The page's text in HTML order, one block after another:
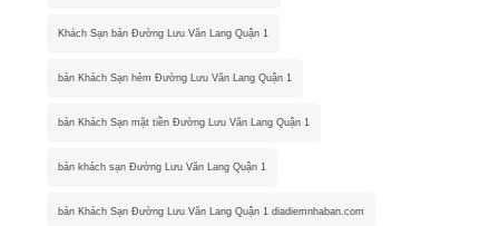
Khách Sạn bán Đường Lưu Văn Lang Quận 1
bán Khách Sạn hẻm Đường Lưu Văn Lang Quận 1
bán Khách Sạn mặt tiền Đường Lưu Văn Lang Quận 1
bán khách sạn Đường Lưu Văn Lang Quận 1
bán Khách Sạn Đường Lưu Văn Lang Quận 1 diadiemnhaban.com